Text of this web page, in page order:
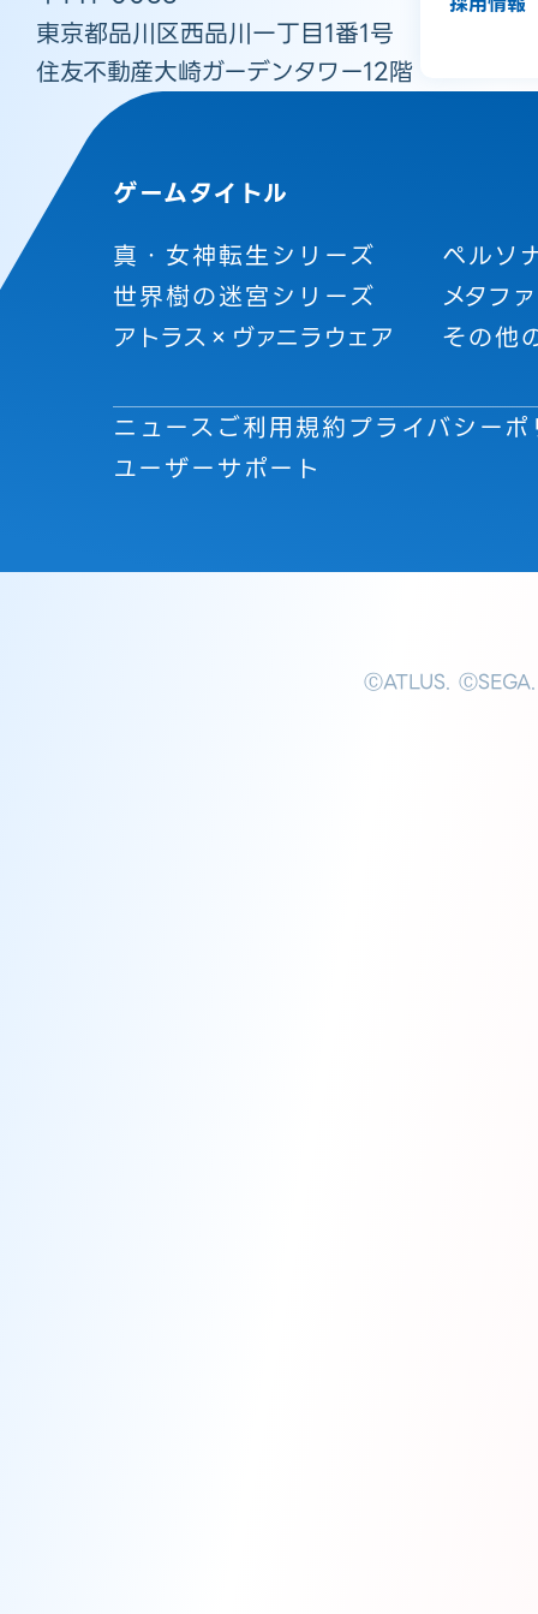
東京都品川区西品川一丁目1番1号
住友不動産大崎ガーデンタワー12階
ゲームタイトル
真・女神転生シリーズ
ペルソ
世界樹の迷宮シリーズ
メタフ
アトラス×ヴァニラウェア
その他
ニュースご利用規約プライバシー
ユーザーサポート
ⒸATLUS. ⒸSEGA.